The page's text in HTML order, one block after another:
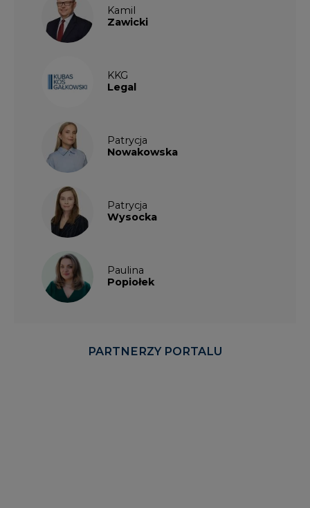
Kamil
Zawicki
KKG
Legal
Patrycja
Nowakowska
Patrycja
Wysocka
Paulina
Popiołek
PARTNERZY PORTALU